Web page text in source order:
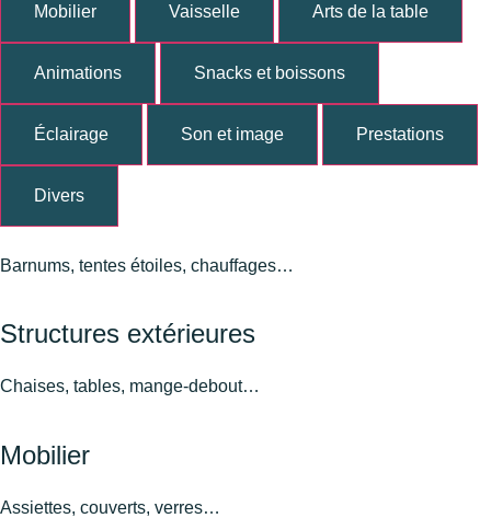
Mobilier Vaisselle Arts de la table
Animations Snacks et boissons
Éclairage Son et image Prestations
Divers
Barnums, tentes étoiles, chauffages…
Structures extérieures
Chaises, tables, mange-debout…
Mobilier
Assiettes, couverts, verres…